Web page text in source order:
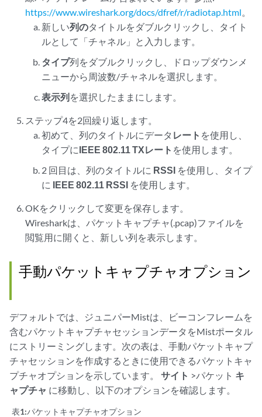
https://www.wireshark.org/docs/dfref/r/radiotap.html。
新しい列のタイトルをダブルクリックし、タイト
ルとして「チャネル」と入力します。
タイプ列をダブルクリックし、ドロップダウンメ
ニューから周波数/チャネルを選択します。
表示列を選択したままにします。
ステップ4を2回繰り返します。
初めて、列のタイトルにデータ レート を使用し、
タイプにIEEE 802.11 TXレート を使用します。
2 回目は、列のタイトルに RSSIを使用し、タイプ
に IEEE 802.11 RSSIを使用します。
OKをクリックして変更を保存します。
Wiresharkは、パケットキャプチャ(.pcap)ファイルを
閲覧用に開くと、新しい列を表示します。
手動パケットキャプチャオプション
デフォルトでは、ジュニパーMistは、ビーコンフレームを
含むパケットキャプチャセッションデータをMistポータル
にストリーミングします。次の表は、手動パケットキャプ
チャセッションを作成するときに使用できるパケットキャ
プチャオプションを示しています。 サイト >パケット キ
ャプチャ に移動し、以下のオプションを確認します。
表1:パケットキャプチャオプション